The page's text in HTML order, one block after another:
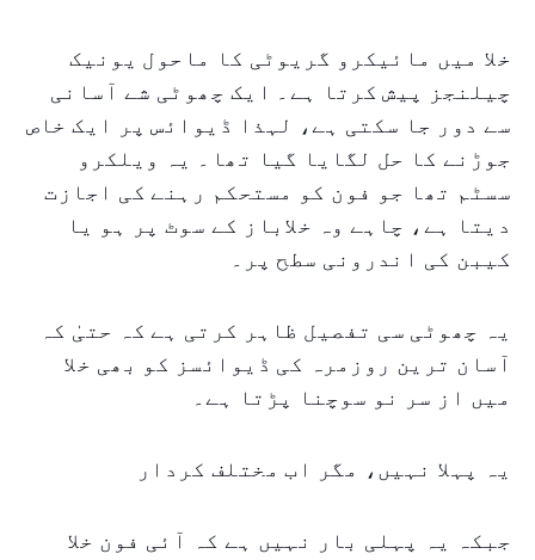
خلا میں مائیکرو گریوٹی کا ماحول یونیک
چیلنجز پیش کرتا ہے۔ ایک چھوٹی شے آسانی
سے دور جا سکتی ہے، لہذا ڈیوائس پر ایک خاص
جوڑنے کا حل لگایا گیا تھا۔ یہ ویلکرو
سسٹم تھا جو فون کو مستحکم رہنے کی اجازت
دیتا ہے، چاہے وہ خلاباز کے سوٹ پر ہو یا
کیبن کی اندرونی سطح پر۔
یہ چھوٹی سی تفصیل ظاہر کرتی ہے کہ حتیٰ کہ
آسان ترین روزمرہ کی ڈیوائسز کو بھی خلا
میں از سر نو سوچنا پڑتا ہے۔
یہ پہلا نہیں، مگر اب مختلف کردار
جبکہ یہ پہلی بار نہیں ہے کہ آئی فون خلا